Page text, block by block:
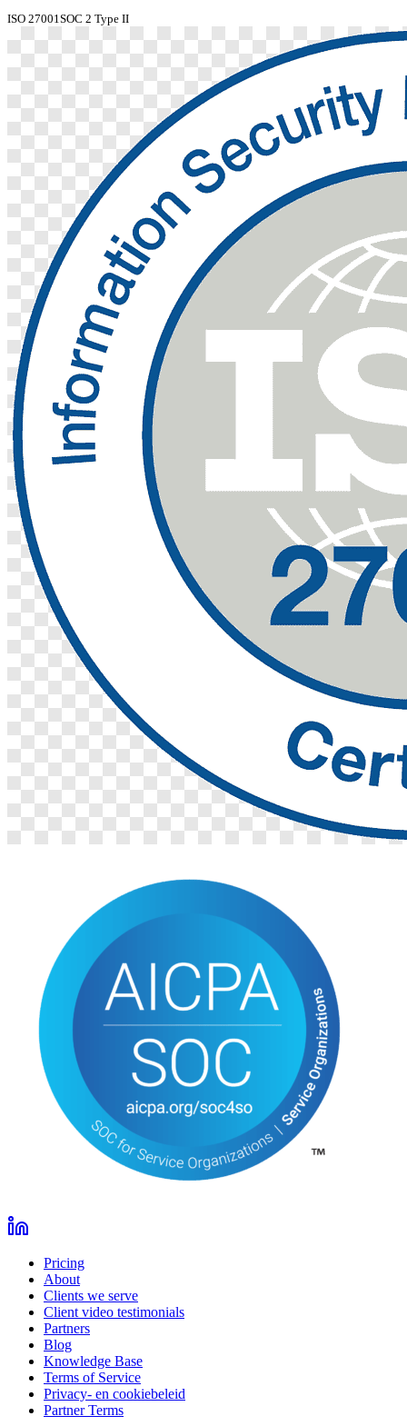
ISO 27001SOC 2 Type II
Pricing
About
Clients we serve
Client video testimonials
Partners
Blog
Knowledge Base
Terms of Service
Privacy- en cookiebeleid
Partner Terms